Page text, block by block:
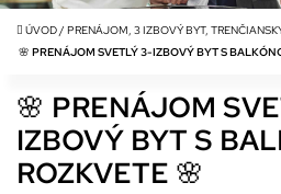
ÚVOD/ PRENÁJOM, 3 IZBOVÝ BYT,
🌸 PRENÁJOM SVETLÝ 3-IZBOVÝ BYT S
🌸 PRENÁJOM
IZBOVÝ BYT S
ROZKVETE 🌸